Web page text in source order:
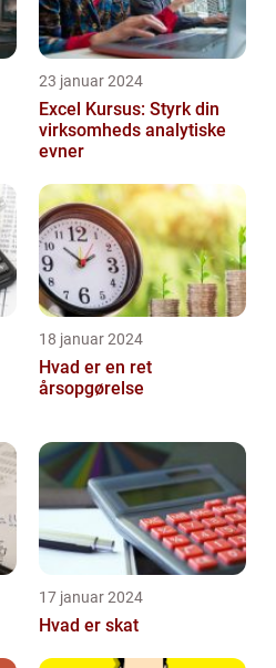
23 januar 2024
Excel Kursus: Styrk din
virksomheds analytiske
evner
18 januar 2024
Hvad er en ret
årsopgørelse
17 januar 2024
Hvad er skat